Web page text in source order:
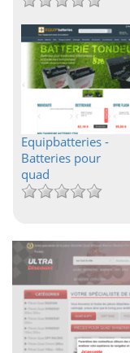
Equipbatteries -
Batteries pour
quad